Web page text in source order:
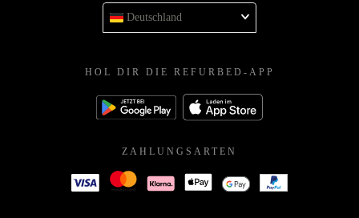
Deutschland
HOL DIR DIE REFURBED-APP
ZAHLUNGSARTEN